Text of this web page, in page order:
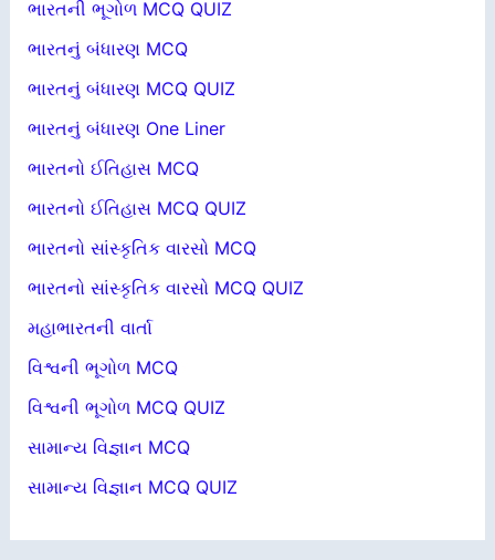
ભારતની ભૂગોળ MCQ QUIZ
ભારતનું બંધારણ MCQ
ભારતનું બંધારણ MCQ QUIZ
ભારતનું બંધારણ One Liner
ભારતનો ઈતિહાસ MCQ
ભારતનો ઈતિહાસ MCQ QUIZ
ભારતનો સાંસ્કૃતિક વારસો MCQ
ભારતનો સાંસ્કૃતિક વારસો MCQ QUIZ
મહાભારતની વાર્તા
વિશ્વની ભૂગોળ MCQ
વિશ્વની ભૂગોળ MCQ QUIZ
સામાન્ય વિજ્ઞાન MCQ
સામાન્ય વિજ્ઞાન MCQ QUIZ